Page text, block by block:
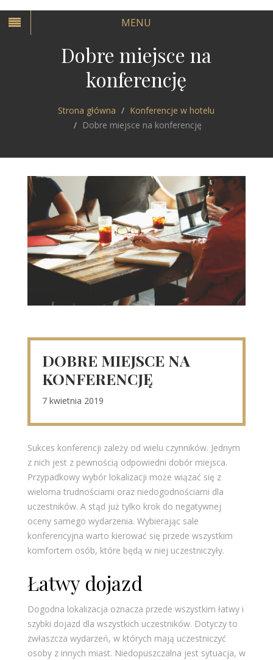
MENU
Dobre miejsce na
konferencję
Strona główna
Konferencje w hotelu
Dobre miejsce na konferencję
DOBRE MIEJSCE NA
KONFERENCJĘ
7 kwietnia 2019
Sukces konferencji zależy od wielu czynników. Jednym
z nich jest z pewnością odpowiedni dobór miejsca.
Przypadkowy wybór lokalizacji może wiązać się z
wieloma trudnościami oraz niedogodnościami dla
uczestników. A stąd już tylko krok do negatywnej
oceny samego wydarzenia. Wybierając sale
konferencyjna warto kierować się przede wszystkim
komfortem osób, które będą w niej uczestniczyły.
Łatwy dojazd
Dogodna lokalizacja oznacza przede wszystkim łatwy i
szybki dojazd dla wszystkich uczestników. Dotyczy to
zwłaszcza wydarzeń, w których mają uczestniczyć
osoby z innych miast. Niedopuszczalna jest sytuacja, w